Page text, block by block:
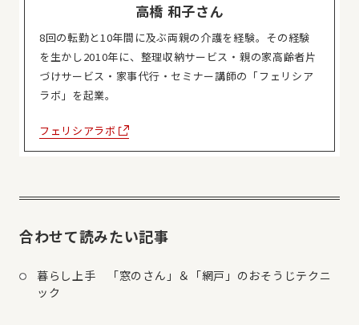
高橋 和子さん
8回の転勤と10年間に及ぶ両親の介護を経験。その経験
を生かし2010年に、整理収納サービス・親の家高齢者片
づけサービス・家事代行・セミナー講師の「フェリシア
ラボ」を起業。
フェリシアラボ
合わせて読みたい記事
暮らし上手 「窓のさん」＆「網戸」のおそうじテクニ
ック